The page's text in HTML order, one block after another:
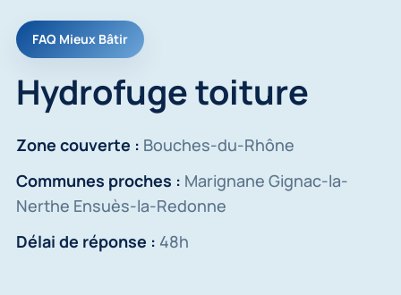
FAQ Mieux Bâtir
Hydrofuge toiture
Zone couverte : Bouches-du-Rhône
Communes proches : Marignane Gignac-la-
Nerthe Ensuès-la-Redonne
Délai de réponse : 48h